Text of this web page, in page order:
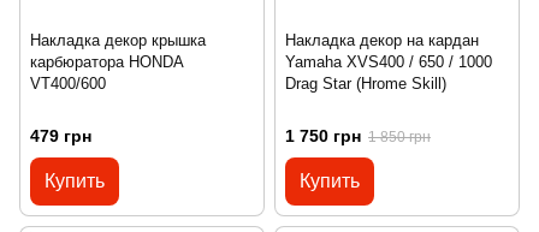
Накладка декор крышка
карбюратора HONDA
VT400/600
479 грн
Купить
Накладка декор на кардан
Yamaha XVS400 / 650 / 1000
Drag Star (Hrome Skill)
1 750 грн 1 850 грн
Купить